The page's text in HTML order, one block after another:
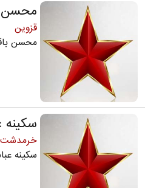
محسن
قزوین
محسن باقری
سکینه
خرمدشت
سکینه عباس‌زاده 45